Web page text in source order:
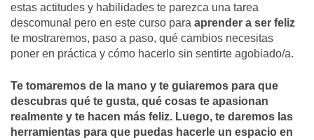
estas actitudes y habilidades te parezca una tarea
descomunal pero en este curso para aprender a ser feliz
te mostraremos, paso a paso, qué cambios necesitas
poner en práctica y cómo hacerlo sin sentirte agobiado/a.
Te tomaremos de la mano y te guiaremos para que
descubras qué te gusta, qué cosas te apasionan
realmente y te hacen más feliz. Luego, te daremos las
herramientas para que puedas hacerle un espacio en